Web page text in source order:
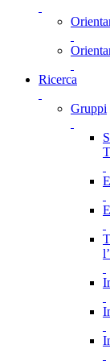
Ricerca
Gruppi